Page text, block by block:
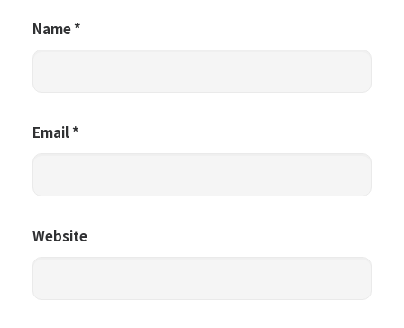
Name*
Email*
Website